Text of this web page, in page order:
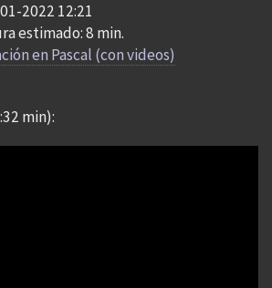
2022 12:21
estimado: 8 min.
en Pascal (con videos)
min):